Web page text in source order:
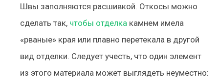
Швы заполняются расшивкой. Откосы можно
сделать так, чтобы отделкакамнем имела
«рваные» края или плавно перетекала в другой
вид отделки. Следует учесть, что один элемент
из этого материала может выглядеть неуместно: